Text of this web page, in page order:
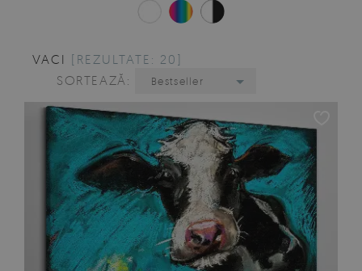
VACI [REZULTATE: 20]
SORTEAZĂ:
Bestseller